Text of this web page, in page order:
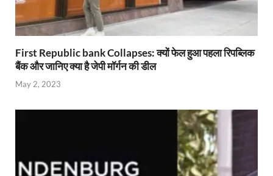
First Republic bank Collapses: क्यों फेल हुआ पहला रिपब्लिक
बैंक और जानिए क्या है जेपी मॉर्गन की डील
May 2, 2023